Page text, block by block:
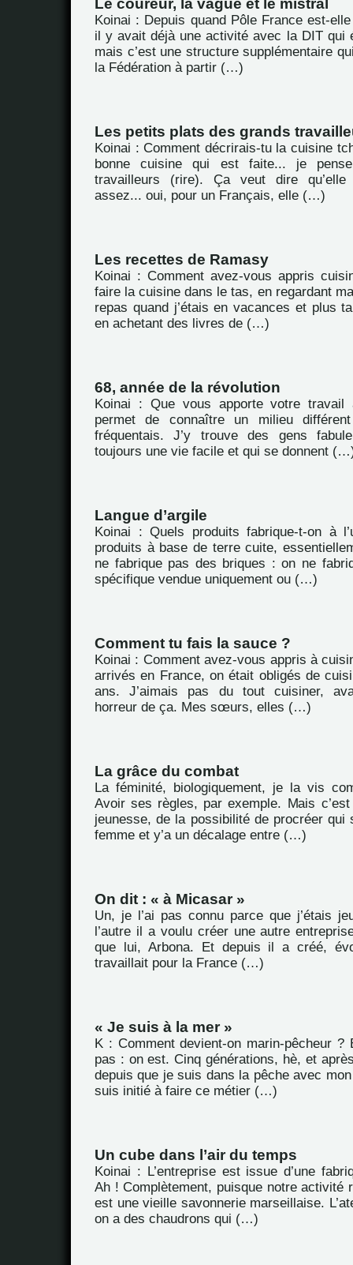
Le coureur, la vague et le mistral
Koinai : Depuis quand Pôle France est-
il y avait déjà une activité avec la DIT qui
mais c’est une structure supplémentaire
la Fédération à partir (…)
Les petits plats des grands
Koinai : Comment décrirais-tu la cuisine
bonne cuisine qui est faite... je
travailleurs (rire). Ça veut dire
assez... oui, pour un Français, elle (…)
Les recettes de Ramasy
Koinai : Comment avez-vous appris
faire la cuisine dans le tas, en regardant
repas quand j’étais en vacances et plus
en achetant des livres de (…)
68, année de la révolution
Koinai : Que vous apporte votre travail
permet de connaître un milieu
fréquentais. J’y trouve des gens
toujours une vie facile et qui se donnent
Langue d’argile
Koinai : Quels produits fabrique-t-on à
produits à base de terre cuite,
ne fabrique pas des briques : on ne
spécifique vendue uniquement ou (…)
Comment tu fais la sauce ?
Koinai : Comment avez-vous appris à
arrivés en France, on était obligés de
ans. J’aimais pas du tout cuisiner,
horreur de ça. Mes sœurs, elles (…)
La grâce du combat
La féminité, biologiquement, je la vis
Avoir ses règles, par exemple. Mais
jeunesse, de la possibilité de procréer qui
femme et y’a un décalage entre (…)
On dit : « à Micasar »
Un, je l’ai pas connu parce que j’étais
l’autre il a voulu créer une autre
que lui, Arbona. Et depuis il a créé,
travaillait pour la France (…)
« Je suis à la mer »
K : Comment devient-on marin-pêcheur ?
pas : on est. Cinq générations, hè, et
depuis que je suis dans la pêche avec
suis initié à faire ce métier (…)
Un cube dans l’air du temps
Koinai : L’entreprise est issue d’une
Ah ! Complètement, puisque notre activité
est une vieille savonnerie marseillaise.
on a des chaudrons qui (…)